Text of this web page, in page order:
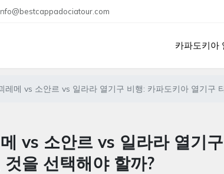
카파도키아
레메 vs 소안르 vs 일라라 열기구 비행: 카파도키아 열기구
vs 소안르 vs 일라라 열기
것을 선택해야 할까?